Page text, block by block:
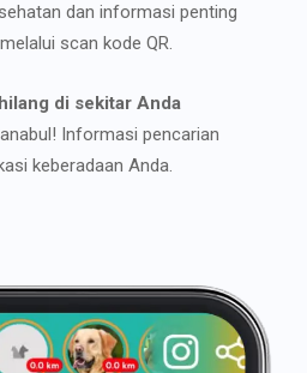
dan informasi penting
scan kode QR.
hilang di sekitar Anda
Informasi pencarian
keberadaan Anda.